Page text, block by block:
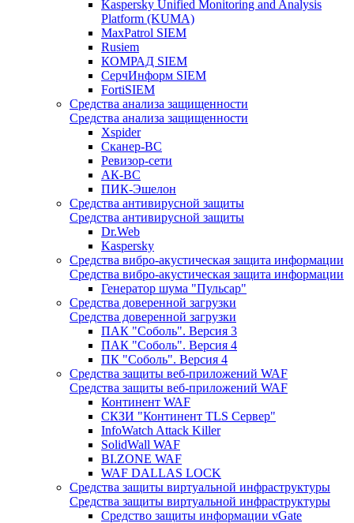
Kaspersky Unified Monitoring and Analysis
Platform (KUMA)
MaxPatrol SIEM
Rusiem
КОМРАД SIEM
СерчИнформ SIEM
FortiSIEM
Средства анализа защищенности
Средства анализа защищенности
Xspider
Сканер-ВС
Ревизор-сети
АК-ВС
ПИК-Эшелон
Средства антивирусной защиты
Средства антивирусной защиты
Dr.Web
Kaspersky
Средства вибро-акустическая защита информации
Средства вибро-акустическая защита информации
Генератор шума "Пульсар"
Средства доверенной загрузки
Средства доверенной загрузки
ПАК "Соболь". Версия 3
ПАК "Соболь". Версия 4
ПК "Соболь". Версия 4
Средства защиты веб-приложений WAF
Средства защиты веб-приложений WAF
Континент WAF
СКЗИ "Континент TLS Сервер"
InfoWatch Attack Killer
SolidWall WAF
BI.ZONE WAF
WAF DALLAS LOCK
Средства защиты виртуальной инфраструктуры
Средства защиты виртуальной инфраструктуры
Средство защиты информации vGate